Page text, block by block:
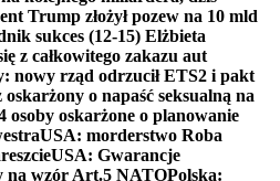
Trump złożył pozew na 10 mld
sukces (12-15) Elżbieta
z całkowitego zakazu aut
nowy rząd odrzucił ETS2 i pakt
o napaść seksualną na
osoby oskarżone o planowanie
USA: morderstwo Roba
USA: Gwarancje
na wzór Art.5 NATOPolska: